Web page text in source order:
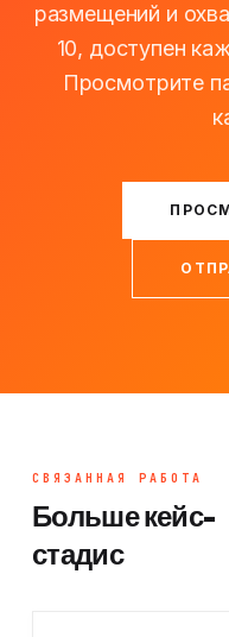
размещений и
10, доступен
Просмотрите
СВЯЗАННАЯ РАБОТА
Больше кейс-
стадис